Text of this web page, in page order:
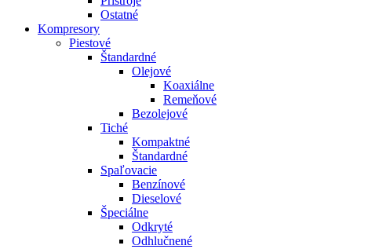
Ostatné
Kompresory
Piestové
Štandardné
Olejové
Koaxiálne
Remeňové
Bezolejové
Tiché
Kompaktné
Štandardné
Spaľovacie
Benzínové
Dieselové
Špeciálne
Odkryté
Odhlučnené